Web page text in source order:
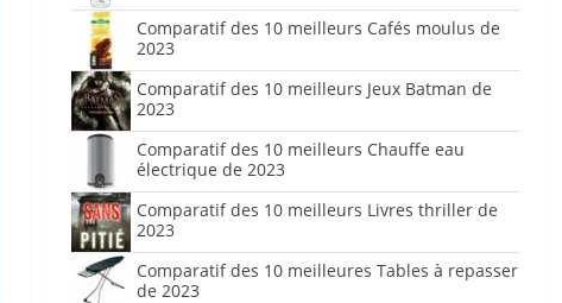
Comparatif des 10 meilleurs Cafés moulus de
2023
Comparatif des 10 meilleurs Jeux Batman de
2023
Comparatif des 10 meilleurs Chauffe eau
électrique de 2023
Comparatif des 10 meilleurs Livres thriller de
2023
Comparatif des 10 meilleures Tables à repasser
de 2023